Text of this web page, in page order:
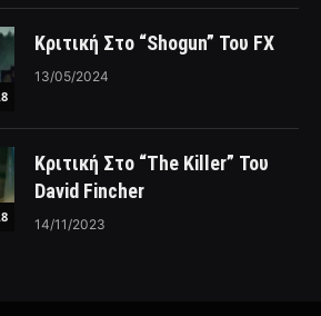
Κριτική Στο “Shogun” Του FX
13/05/2024
Κριτική Στο “The Killer” Του
David Fincher
14/11/2023